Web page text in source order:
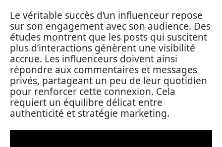
Le véritable succès d’un influenceur repose
sur son engagement avec son audience. Des
études montrent que les posts qui suscitent
plus d’interactions génèrent une visibilité
accrue. Les influenceurs doivent ainsi
répondre aux commentaires et messages
privés, partageant un peu de leur quotidien
pour renforcer cette connexion. Cela
requiert un équilibre délicat entre
authenticité et stratégie marketing.